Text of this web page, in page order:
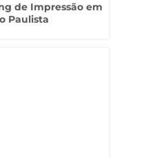
de Impressão em
Paulista